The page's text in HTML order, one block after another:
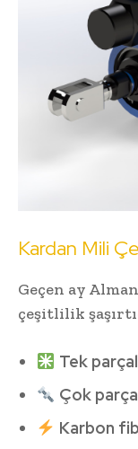
Kardan Mili
Geçen ay
çeşitlilik
Tek
Çok
Karbon